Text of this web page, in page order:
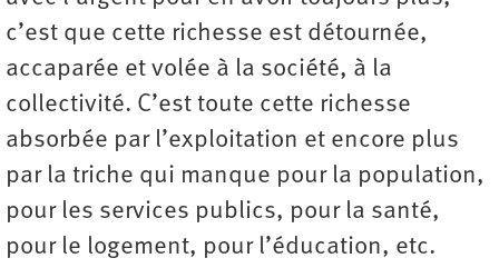
c’est que cette richesse est détournée,
accaparée et volée à la société, à la
collectivité. C’est toute cette richesse
absorbée par l’exploitation et encore plus
par la triche qui manque pour la population,
pour les services publics, pour la santé,
pour le logement, pour l’éducation, etc.